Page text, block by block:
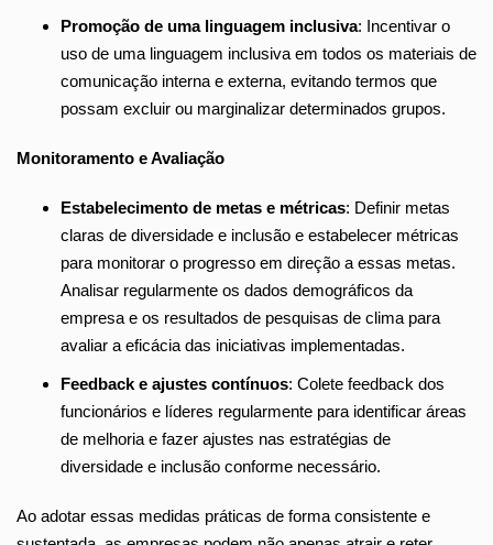
Promoção de uma linguagem inclusiva: Incentivar o
uso de uma linguagem inclusiva em todos os materiais de
comunicação interna e externa, evitando termos que
possam excluir ou marginalizar determinados grupos.
Monitoramento e Avaliação
Estabelecimento de metas e métricas: Definir metas
claras de diversidade e inclusão e estabelecer métricas
para monitorar o progresso em direção a essas metas.
Analisar regularmente os dados demográficos da
empresa e os resultados de pesquisas de clima para
avaliar a eficácia das iniciativas implementadas.
Feedback e ajustes contínuos: Colete feedback dos
funcionários e líderes regularmente para identificar áreas
de melhoria e fazer ajustes nas estratégias de
diversidade e inclusão conforme necessário.
Ao adotar essas medidas práticas de forma consistente e